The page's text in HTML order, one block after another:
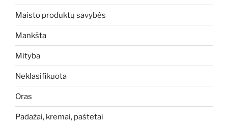
Maisto produktų savybės
Mankšta
Mityba
Neklasifikuota
Oras
Padažai, kremai, paštetai